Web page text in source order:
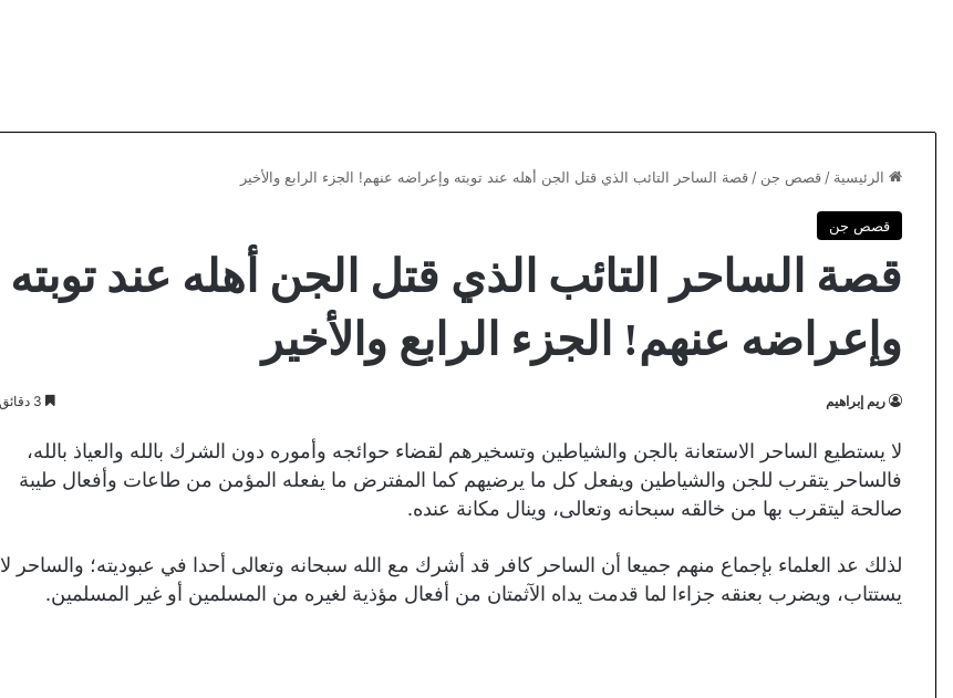
الرئيسية / قصص جن / قصة الساحر التائب الذي قتل الجن أهله عند توبته وإعراضه عنهم! الجزء الرابع والأخير
قصص جن
قصة الساحر التائب الذي قتل الجن أهله عند توبته
وإعراضه عنهم! الجزء الرابع والأخير
ريم إبراهيم
لا يستطيع الساحر الاستعانة بالجن والشياطين وتسخيرهم لقضاء حوائجه وأموره دون الشرك بالله والعياذ بالله،
فالساحر يتقرب للجن والشياطين ويفعل كل ما يرضيهم كما المفترض ما يفعله المؤمن من طاعات وأفعال طيبة
صالحة ليتقرب بها من خالقه سبحانه وتعالى، وينال مكانة عنده.
لذلك عد العلماء بإجماع منهم جميعا أن الساحر كافر قد أشرك مع الله سبحانه وتعالى أحدا في عبوديته؛ والساحر لا
يستتاب، ويضرب بعنقه جزاءا لما قدمت يداه الآثمتان من أفعال مؤذية لغيره من المسلمين أو غير المسلمين.